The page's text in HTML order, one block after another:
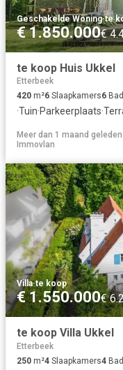
Geschakelde Woning·te
€ 1.850.000€
te koop Huis Ukkel
Etterbeek
420 m²6 Slaapkamers6
·Tuin·Parkeerplaats·
Meer dan 1 maand geleden
Immovlan
Villa·te koop
€ 1.550.000€
te koop Villa Ukkel
Etterbeek
250 m²4 Slaapkamers4